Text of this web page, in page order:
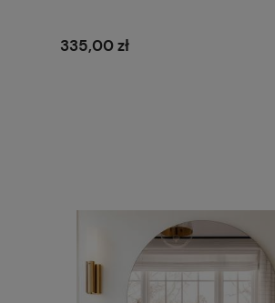
335,00 zł